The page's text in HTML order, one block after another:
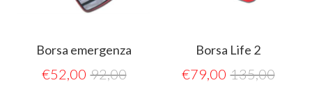
Borsa emergenza
€52,00 92,00
Borsa Life 2
€79,00 135,00